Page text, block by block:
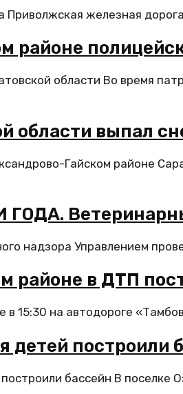
Приволжская железная
районе
области Во время
области выпал
Гайском районе
ГОДА.
надзора Управлением
районе в ДТП
в 15:30 на автодороге
детей построили
бассейн В поселке